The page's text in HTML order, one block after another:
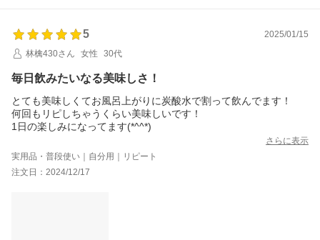
5
2025/01/15
林檎430さん
女性 30代
毎日飲みたいなる美味しさ！
とても美味しくてお風呂上がりに炭酸水で割って飲んでます！
何回もリピしちゃうくらい美味しいです！
1日の楽しみになってます(*^^*)
さらに表示
実用品・普段使い｜自分用｜リピート
注文日：2024/12/17